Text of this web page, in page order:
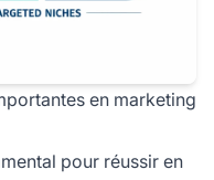
en marketing
pour réussir en